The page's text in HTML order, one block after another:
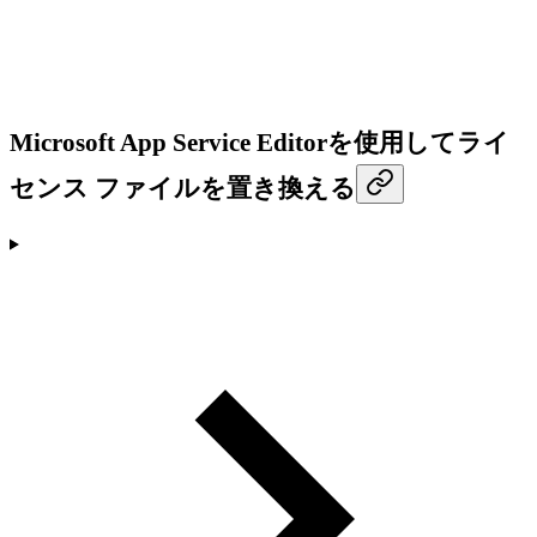
Microsoft App Service Editorを使用してライ
センス ファイルを置き換える